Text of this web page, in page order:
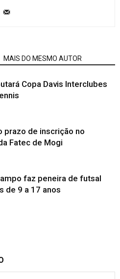
MAIS DO MESMO AUTOR
Copa Davis Interclubes
prazo de inscrição no
Fatec de Mogi
faz peneira de futsal
de 9 a 17 anos